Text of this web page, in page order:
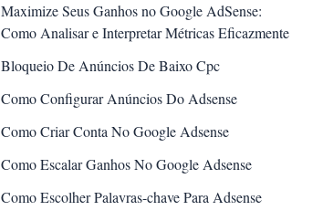
Maximize Seus Ganhos no Google AdSense:
Como Analisar e Interpretar Métricas Eficazmente
Bloqueio De Anúncios De Baixo Cpc
Como Configurar Anúncios Do Adsense
Como Criar Conta No Google Adsense
Como Escalar Ganhos No Google Adsense
Como Escolher Palavras-chave Para Adsense